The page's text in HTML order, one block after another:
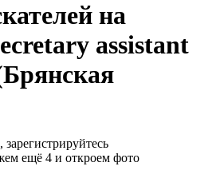
на
assistant
ещё 4 и откроем фото